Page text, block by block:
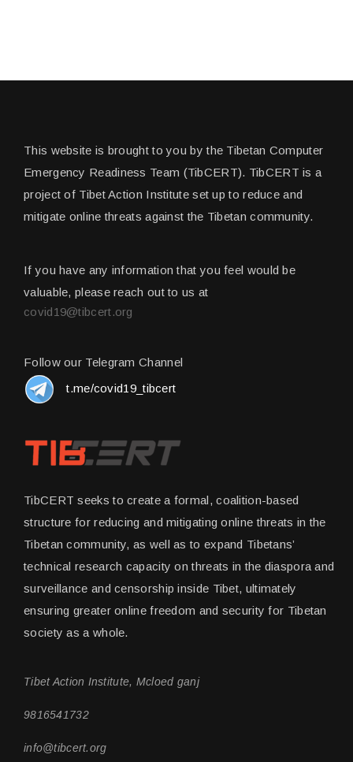
This website is brought to you by the Tibetan Computer
Emergency Readiness Team (TibCERT). TibCERT is a
project of Tibet Action Institute set up to reduce and
mitigate online threats against the Tibetan community.
If you have any information that you feel would be
valuable, please reach out to us at
covid19@tibcert.org
Follow our Telegram Channel
t.me/covid19_tibcert
TibCERT seeks to create a formal, coalition-based
structure for reducing and mitigating online threats in the
Tibetan community, as well as to expand Tibetans’
technical research capacity on threats in the diaspora and
surveillance and censorship inside Tibet, ultimately
ensuring greater online freedom and security for Tibetan
society as a whole.
Tibet Action Institute, Mcloed ganj
9816541732
info@tibcert.org